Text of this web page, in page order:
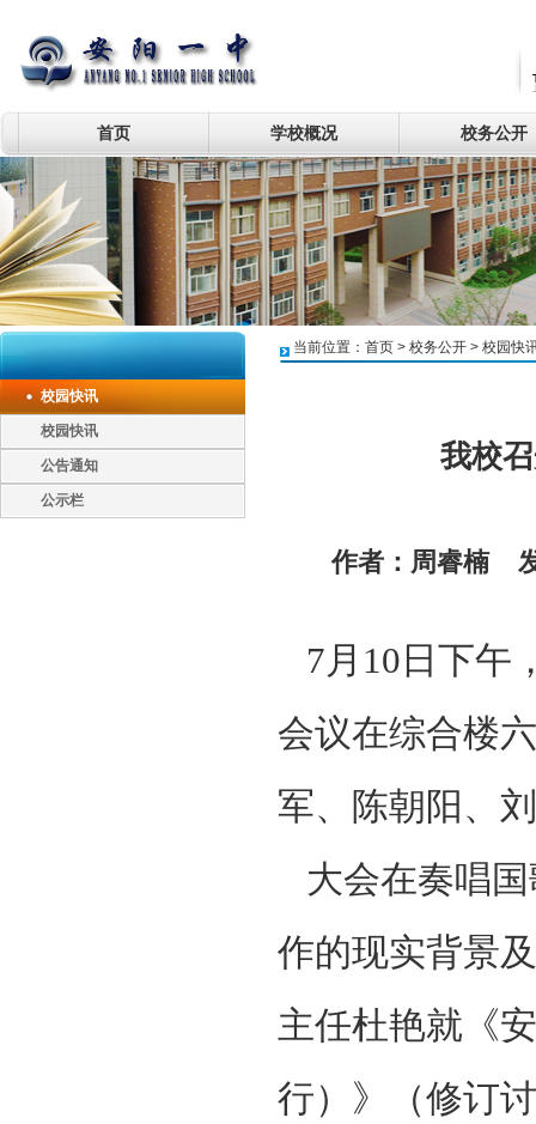
首页 学校概况 校务公开
校园快讯
校园快讯
公告通知
公示栏
当前位置： 首页 > 校务公开 > 校园快
我校
作者：周睿楠
7月10日下午
会议在综合楼
军、陈朝阳、
大会在奏唱国
作的现实背景
主任杜艳就《
行）》（修订